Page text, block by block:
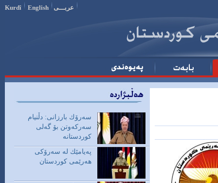
Kurdî English
سه‌رۆك بارزانی: دڵنیام
سه‌ركه‌وتن بۆ گه‌لی
پەیامێك لە سەرۆكی
هەرێمی كوردستان